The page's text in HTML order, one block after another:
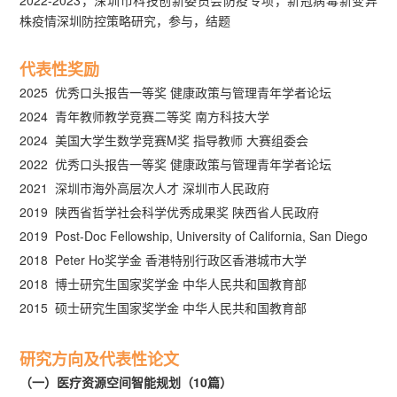
株疫情深圳防控策略研究，参与，结题
代表性奖励
2025 优秀口头报告一等奖 健康政策与管理青年学者论坛
2024 青年教师教学竞赛二等奖 南方科技大学
2024 美国大学生数学竞赛M奖 指导教师 大赛组委会
2022 优秀口头报告一等奖 健康政策与管理青年学者论坛
2021 深圳市海外高层次人才 深圳市人民政府
2019 陕西省哲学社会科学优秀成果奖 陕西省人民政府
2019 Post-Doc Fellowship, University of California, San Diego
2018 Peter Ho奖学金 香港特别行政区香港城市大学
2018 博士研究生国家奖学金 中华人民共和国教育部
2015 硕士研究生国家奖学金 中华人民共和国教育部
研究方向及代表性论文
（一）医疗资源空间智能规划（10篇）